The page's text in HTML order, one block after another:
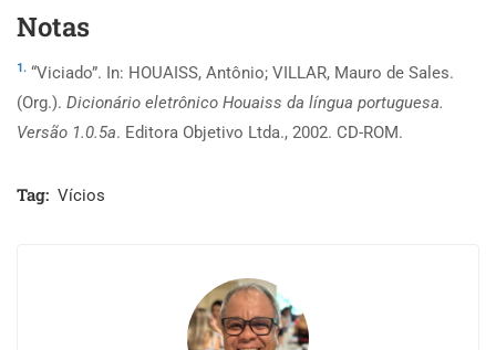
Notas
1. “Viciado”. In: HOUAISS, Antônio; VILLAR, Mauro de Sales.
(Org.). Dicionário eletrônico Houaiss da língua portuguesa.
Versão 1.0.5a. Editora Objetivo Ltda., 2002. CD-ROM.
Tag: Vícios